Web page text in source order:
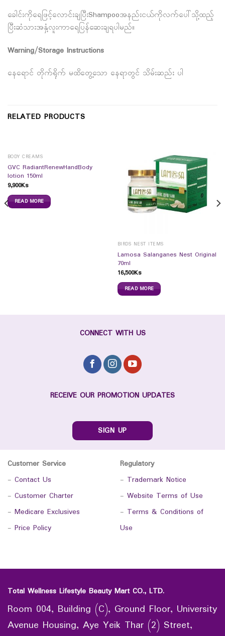
ခေါင်းကိုရေဖြင့်လောင်းချပြီးShampooအနည်းငယ်ကိုလက်ပေါ်သို့ထည့်
ပြီးဆံသားအနှံ့လူးကာရေပြန်ဆေးချရပါမည်။
Warning/Storage Instructions
နေရောင် တိုက်ရိုက် မထိတွေ့သော နေရာတွင် သိမ်းဆည်း ပါ
RELATED PRODUCTS
BODY CREAMS
GVC RadiantRenewHandBody
lotion 150ml
9,900Ks
READ MORE
BIRDS NEST ITEMS
Lamosa Salanganes Nest Original
70ml
16,500Ks
READ MORE
CONNECT WITH US
RECEIVE OUR PROMOTION UPDATES
SIGN UP
Customer Service
- Contact Us
- Customer Charter
- Medicare Exclusives
- Price Policy
Regulatory
- Trademark Notice
- Website Terms of Use
- Terms & Conditions of
Use
Total Wellness Lifestyle Beauty Mart CO., LTD.
Room 004, Building (C), Ground Floor, University
Avenue Housing, Aye Yeik Thar (2) Street,